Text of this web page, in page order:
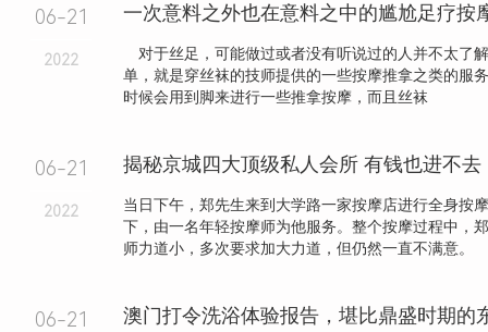
06-21
2022
一次意料之外也在意料之中的尴尬足疗按
对于丝足，可能做过或者没有听说过的人并不太了
单，就是穿丝袜的技师提供的一些按摩推拿之类的服
时候会用到脚来进行一些推拿按摩，而且丝袜
06-21
2022
揭秘京城四大顶级私人会所 有钱也进不去
当日下午，郑先生来到大学路一家按摩店进行全身按
下，由一名年轻按摩师为他服务。整个按摩过程中，
师力道小，多次要求加大力道，但仍然一直不满意。
06-21 澳门打令洗浴体验报告，堪比鼎盛时期的